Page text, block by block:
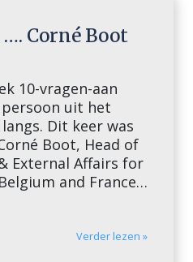
Corné Boot
10-vragen-aan
uit het
Dit keer was
Boot, Head of
External Affairs for
and France
je even? […]Verder lezen »